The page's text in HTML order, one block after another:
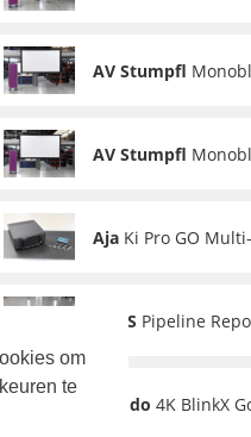
om
te
AV Stumpfl
AV Stumpfl
Aja Ki Pro GO
BB&S Pipeline
Camdo 4K BlinkX